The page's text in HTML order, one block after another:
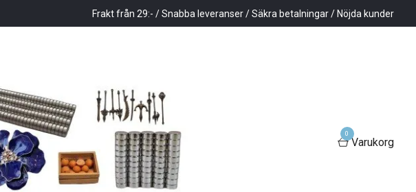
Frakt från 29:- / Snabba leveranser / Säkra betalningar / Nöjda kunder
0
Varukorg